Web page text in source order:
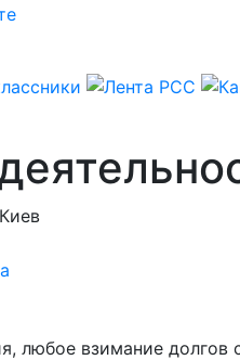
любое взимание долгов